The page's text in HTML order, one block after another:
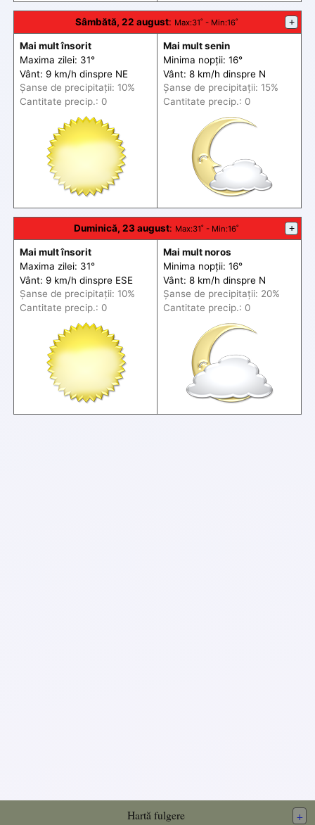
Sâmbătă, 22 august: Max:31˚ - Min:16˚ +
Mai mult însorit
Maxima zilei: 31°
Vânt: 9 km/h dinspre NE
Șanse de precipitații: 10%
Cantitate precip.: 0
Mai mult senin
Minima nopții: 16°
Vânt: 8 km/h dinspre N
Șanse de precipitații: 15%
Cantitate precip.: 0
Duminică, 23 august: Max:31˚ - Min:16˚ +
Mai mult însorit
Maxima zilei: 31°
Vânt: 9 km/h dinspre ESE
Șanse de precipitații: 10%
Cantitate precip.: 0
Mai mult noros
Minima nopții: 16°
Vânt: 8 km/h dinspre N
Șanse de precipitații: 20%
Cantitate precip.: 0
Hartă fulgere +